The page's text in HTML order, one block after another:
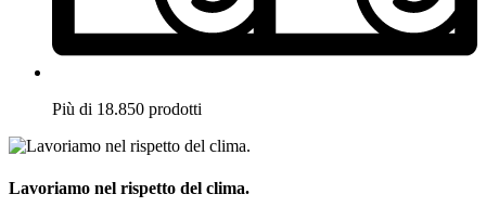
Più di 18.850 prodotti
Lavoriamo nel rispetto del clima.